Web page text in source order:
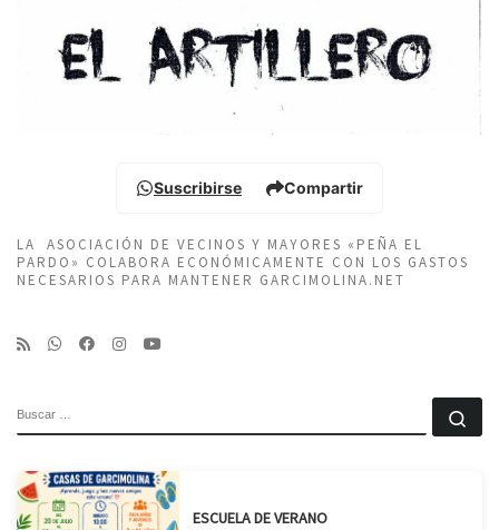
Suscribirse Compartir
LA ASOCIACIÓN DE VECINOS Y MAYORES «PEÑA EL
PARDO» COLABORA ECONÓMICAMENTE CON LOS GASTOS
NECESARIOS PARA MANTENER GARCIMOLINA.NET
ESCUELA DE VERANO